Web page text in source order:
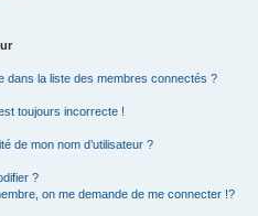
dans la liste des membres connectés ?
toujours incorrecte !
de mon nom d’utilisateur ?
?
on me demande de me connecter !?